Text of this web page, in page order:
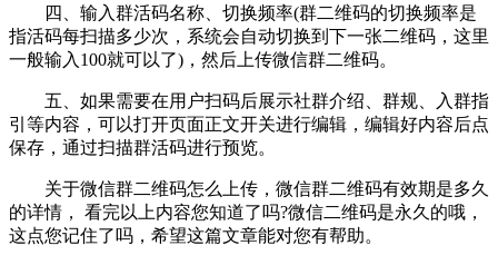
四、输入群活码名称、切换频率(群二维码的切换频率是
指活码每扫描多少次，系统会自动切换到下一张二维码，这里
一般输入100就可以了)，然后上传微信群二维码。
五、如果需要在用户扫码后展示社群介绍、群规、入群指
引等内容，可以打开页面正文开关进行编辑，编辑好内容后点
保存，通过扫描群活码进行预览。
关于微信群二维码怎么上传，微信群二维码有效期是多久
的详情， 看完以上内容您知道了吗?微信二维码是永久的哦，
这点您记住了吗，希望这篇文章能对您有帮助。